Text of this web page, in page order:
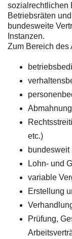
sozialrechtlichen
Betriebsräten
bundesweite
Instanzen.
Zum Bereich des
etc.)
bundesweit
Lohn- und
variable
Erstellung
Prüfung,